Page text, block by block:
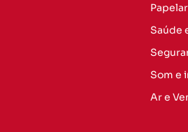
Saúde
Som e
Ar e